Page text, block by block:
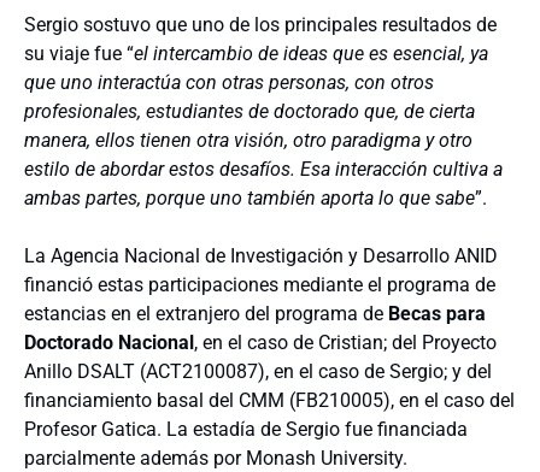
Sergio sostuvo que uno de los principales resultados de
su viaje fue “el intercambio de ideas que es esencial, ya
que uno interactúa con otras personas, con otros
profesionales, estudiantes de doctorado que, de cierta
manera, ellos tienen otra visión, otro paradigma y otro
estilo de abordar estos desafíos. Esa interacción cultiva a
ambas partes, porque uno también aporta lo que sabe”.
La Agencia Nacional de Investigación y Desarrollo ANID
financió estas participaciones mediante el programa de
estancias en el extranjero del programa de Becas para
Doctorado Nacional , en el caso de Cristian; del Proyecto
Anillo DSALT (ACT2100087), en el caso de Sergio; y del
financiamiento basal del CMM (FB210005), en el caso del
Profesor Gatica. La estadía de Sergio fue financiada
parcialmente además por Monash University.